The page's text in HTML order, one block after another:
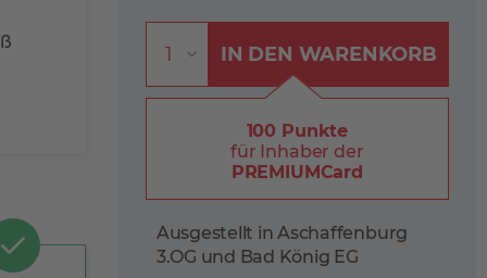
IN DEN WARENKORB
100 Punkte
für Inhaber der
PREMIUMCard
Ausgestellt in Aschaffenburg
3.OG und Bad König EG